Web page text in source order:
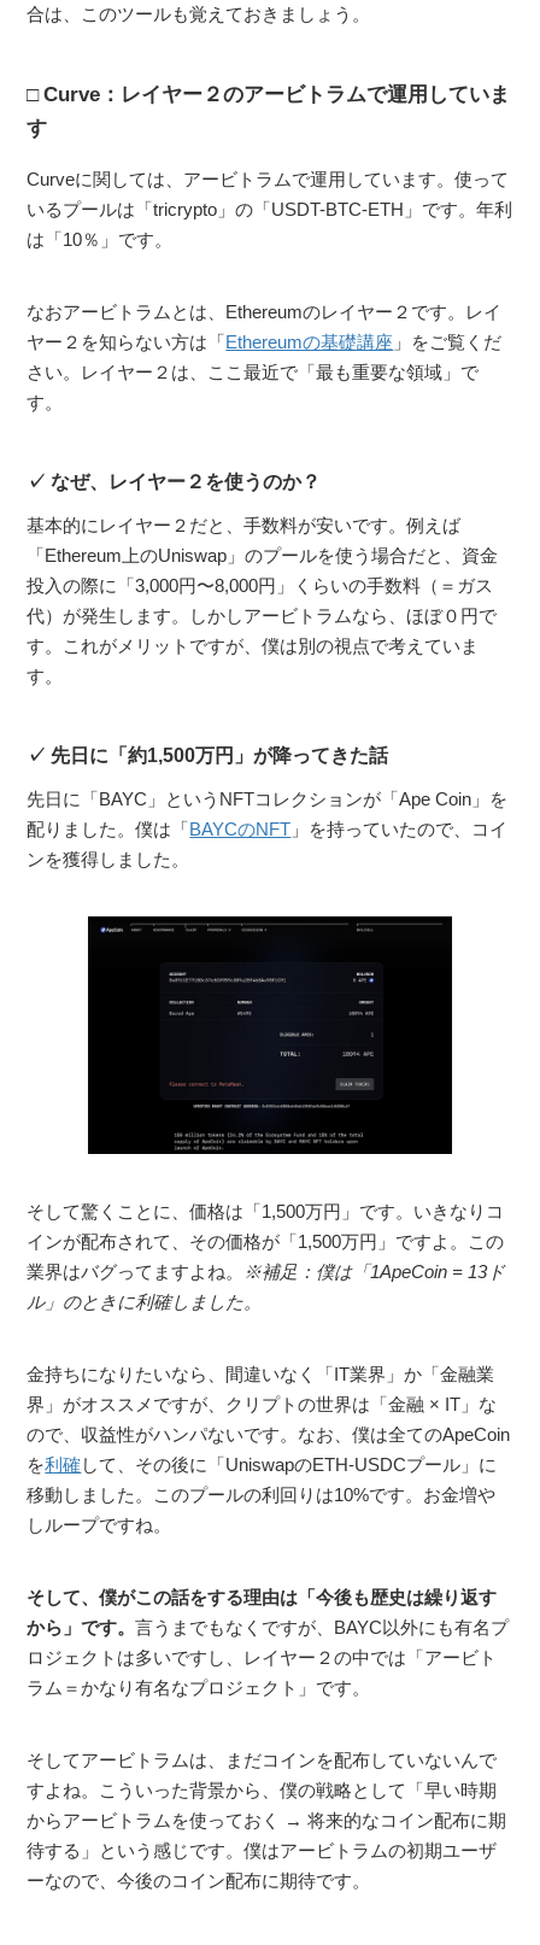
合は、このツールも覚えておきましょう。
Curve：レイヤー２のアービトラムで運用していま
す
Curveに関しては、アービトラムで運用しています。使って
いるプールは「tricrypto」の「USDT-BTC-ETH」です。年利
は「10％」です。
なおアービトラムとは、Ethereumのレイヤー２です。レイ
ヤー２を知らない方は「Ethereumの基礎講座 」をご覧くだ
さい。レイヤー２は、ここ最近で「最も重要な領域」で
す。
なぜ、レイヤー２を使うのか？
基本的にレイヤー２だと、手数料が安いです。例えば
「Ethereum上のUniswap」のプールを使う場合だと、資金
投入の際に「3,000円〜8,000円」くらいの手数料（＝ガス
代）が発生します。しかしアービトラムなら、ほぼ０円で
す。これがメリットですが、僕は別の視点で考えていま
す。
先日に「約1,500万円」が降ってきた話
先日に「BAYC」というNFTコレクションが「Ape Coin」を
配りました。僕は「BAYCのNFT 」を持っていたので、コイ
ンを獲得しました。
そして驚くことに、価格は「1,500万円」です。いきなりコ
インが配布されて、その価格が「1,500万円」ですよ。この
業界はバグってますよね。
※補足：僕は「1ApeCoin = 13ド
ル」のときに利確しました。
金持ちになりたいなら、間違いなく「IT業界」か「金融業
界」がオススメですが、クリプトの世界は「金融 × IT」な
ので、収益性がハンパないです。なお、僕は全てのApeCoin
を利確して、その後に「UniswapのETH-USDCプール」に
移動しました。このプールの利回りは10%です。お金増や
しループですね。
そして、僕がこの話をする理由は「今後も歴史は繰り返す
から」です。言うまでもなくですが、BAYC以外にも有名プ
ロジェクトは多いですし、レイヤー２の中では「アービト
ラム＝かなり有名なプロジェクト」です。
そしてアービトラムは、まだコインを配布していないんで
すよね。こういった背景から、僕の戦略として「早い時期
からアービトラムを使っておく → 将来的なコイン配布に期
待する」という感じです。僕はアービトラムの初期ユーザ
ーなので、今後のコイン配布に期待です。